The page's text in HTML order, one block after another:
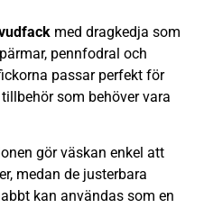
med dragkedja som
pennfodral och
passar perfekt för
som behöver vara
gör väskan enkel att
medan de justerbara
kan användas som en